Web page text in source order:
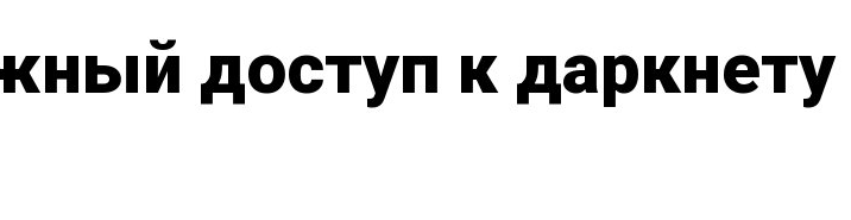
доступ к даркнету